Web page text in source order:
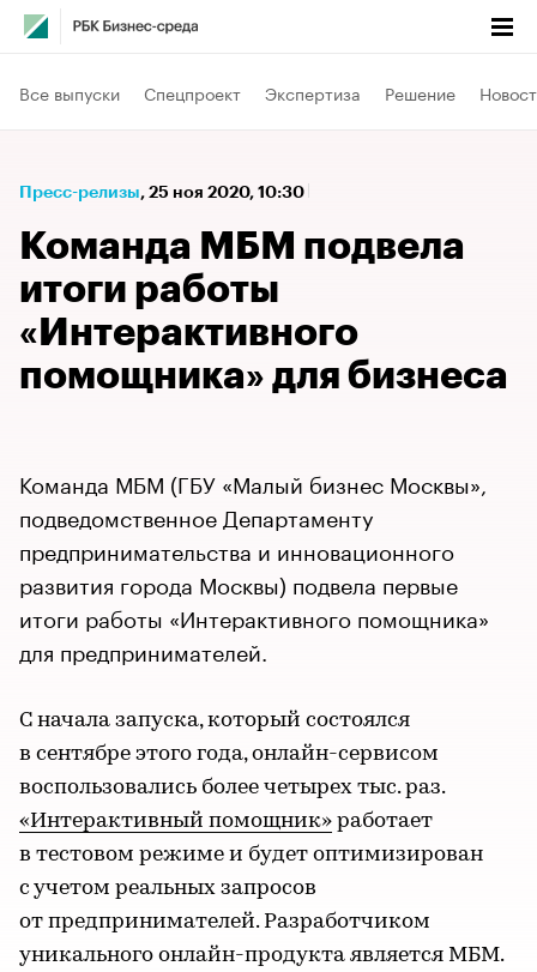
Все выпуски Спецпроект Экспертиза Решение
Пресс-релизы⁠, 25 ноя 2020, 10:30
Команда МБМ подвела
итоги работы
«Интерактивного
помощника» для бизнеса
Команда МБМ (ГБУ «Малый бизнес Москвы»,
подведомственное Департаменту
предпринимательства и инновационного
развития города Москвы) подвела первые
итоги работы «Интерактивного помощника»
для предпринимателей.
С начала запуска, который состоялся
в сентябре этого года, онлайн-сервисом
воспользовались более четырех тыс. раз.
«Интерактивный помощник» работает
в тестовом режиме и будет оптимизирован
с учетом реальных запросов
от предпринимателей. Разработчиком
уникального онлайн-продукта является МБМ.